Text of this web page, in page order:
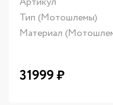
Тип (Мотошлемы)
Материал
31999₽